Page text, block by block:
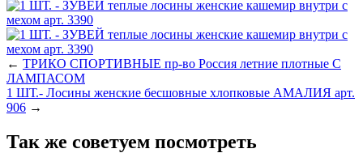
← ТРИКО СПОРТИВНЫЕ пр-во Россия летние плотные С
ЛАМПАСОМ
1 ШТ.- Лосины женские бесшовные хлопковые АМАЛИЯ арт.
906 →
Так же советуем посмотреть